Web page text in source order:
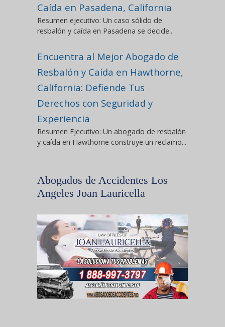
Caída en Pasadena, California
Resumen ejecutivo: Un caso sólido de
resbalón y caída en Pasadena se decide...
Encuentra al Mejor Abogado de
Resbalón y Caída en Hawthorne,
California: Defiende Tus
Derechos con Seguridad y
Experiencia
Resumen Ejecutivo: Un abogado de resbalón
y caída en Hawthorne construye un reclamo...
Abogados de Accidentes Los
Angeles Joan Lauricella